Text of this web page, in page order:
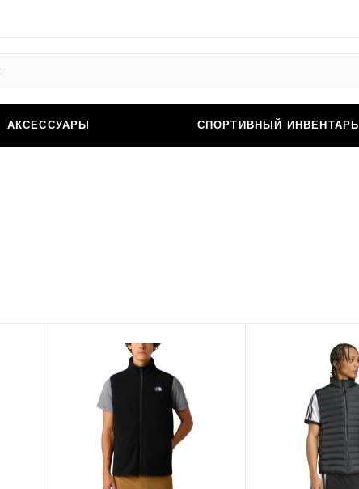
АКСЕССУАРЫ СПОРТИВНЫЙ ИНВЕНТАРЬ